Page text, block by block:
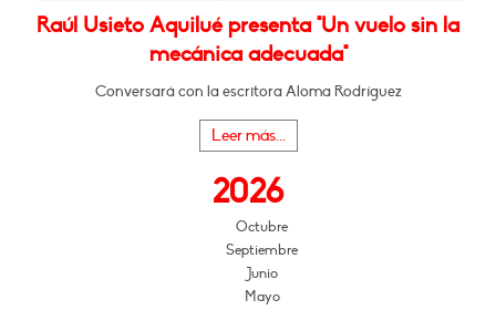
Raúl Usieto Aquilué presenta "Un vuelo sin la
mecánica adecuada"
Conversará con la escritora Aloma Rodríguez
Leer más...
2026
Octubre
Septiembre
Junio
Mayo